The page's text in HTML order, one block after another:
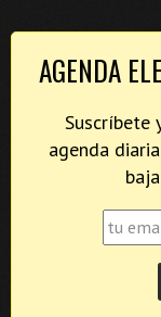
AGENDA
Suscríbete
agenda